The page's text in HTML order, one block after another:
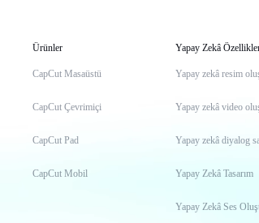
Ürünler
CapCut Masaüstü
CapCut Çevrimiçi
CapCut Pad
CapCut Mobil
Yapay Zekâ
Yapay zekâ resim
Yapay zekâ video
Yapay zekâ diyalog
Yapay Zekâ Tasarım
Yapay Zekâ Ses